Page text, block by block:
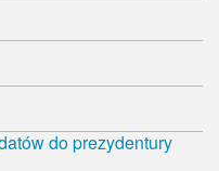
do prezydentury